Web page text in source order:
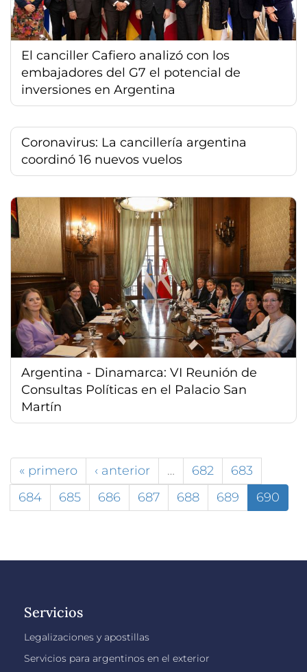
El canciller Cafiero analizó con los
embajadores del G7 el potencial de
inversiones en Argentina
Coronavirus: La cancillería argentina
coordinó 16 nuevos vuelos
Argentina - Dinamarca: VI Reunión de
Consultas Políticas en el Palacio San
Martín
« primero ‹ anterior … 682
683
684
685 686 687 688 689 690
Servicios
Legalizaciones y apostillas
Servicios para argentinos en el exterior